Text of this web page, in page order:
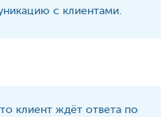
с клиентами.
клиент ждёт ответа по